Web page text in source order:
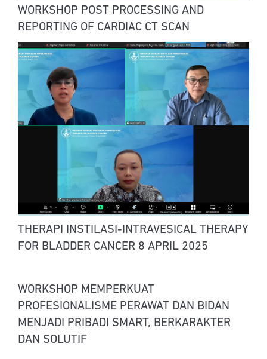
WORKSHOP POST PROCESSING AND
REPORTING OF CARDIAC CT SCAN
THERAPI INSTILASI-INTRAVESICAL THERAPY
FOR BLADDER CANCER 8 APRIL 2025
WORKSHOP MEMPERKUAT
PROFESIONALISME PERAWAT DAN BIDAN
MENJADI PRIBADI SMART, BERKARAKTER
DAN SOLUTIF